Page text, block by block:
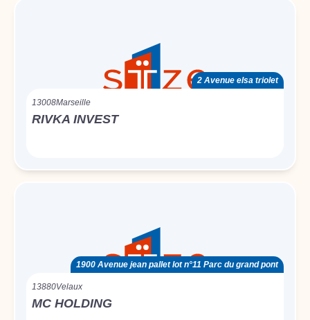
2 Avenue elsa triolet
13008Marseille
RIVKA INVEST
1900 Avenue jean pallet lot n°11 Parc du grand pont
13880Velaux
MC HOLDING